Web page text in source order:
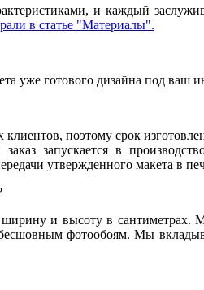
и каждый
в статье "Материалы".
уже готового дизайна под ваш
поэтому срок
запускается в
утвержденного макета в
и высоту в
фотообоям. Мы